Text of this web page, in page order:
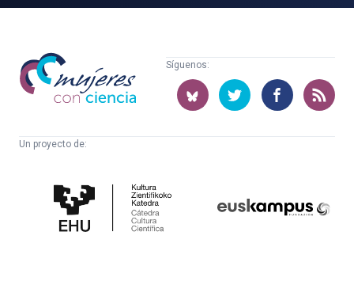
Mujeres
con
ciencia
Síguenos:
Un proyecto de:
Cultura
Científica